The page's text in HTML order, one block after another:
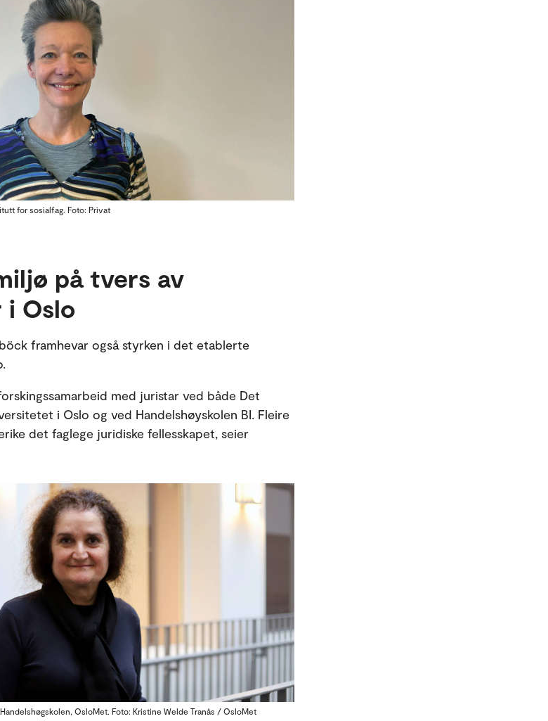
for sosialfag. Foto: Privat
på tvers av
Oslo
framhevar også styrken i det etablerte
med juristar ved både Det
i Oslo og ved Handelshøyskolen BI. Fleire
det faglege juridiske fellesskapet, seier
OsloMet. Foto: Kristine Welde Tranås / OsloMet